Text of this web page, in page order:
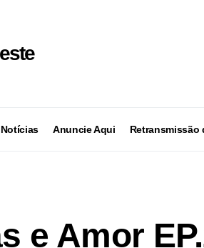
Anuncie Aqui Retransmissão
e Amor